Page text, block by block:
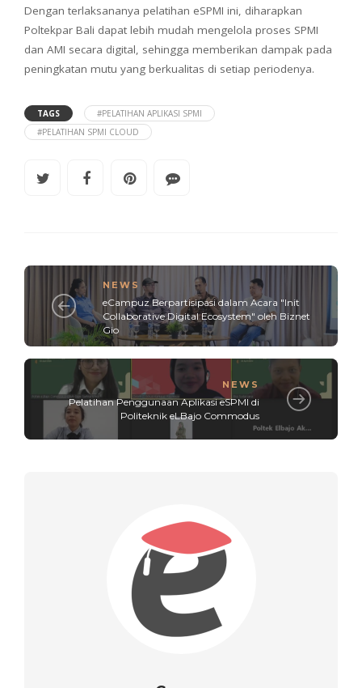
Dengan terlaksananya pelatihan eSPMI ini, diharapkan
Poltekpar Bali dapat lebih mudah mengelola proses SPMI
dan AMI secara digital, sehingga memberikan dampak pada
peningkatan mutu yang berkualitas di setiap periodenya.
TAGS
#PELATIHAN APLIKASI SPMI
#PELATIHAN SPMI CLOUD
NEWS
eCampuz Berpartisipasi dalam Acara "Init
Collaborative Digital Ecosystem" oleh Biznet
Gio
NEWS
Pelatihan Penggunaan Aplikasi eSPMI di
Politeknik eLBajo Commodus